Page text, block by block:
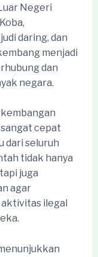
Negeri
daring, dan
menjadi
dan
negara.
cepat
dari seluruh
tidak hanya
juga
agar
ilegal